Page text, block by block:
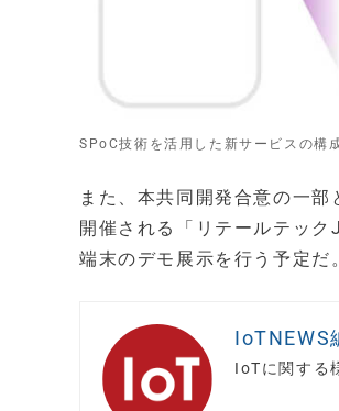
SPoC技術を活用した新サービスの構
また、本共同開発合意の一
開催される「リテールテッ
端末のデモ展示を行う予定だ。
IoTNEWS
IoTに関する